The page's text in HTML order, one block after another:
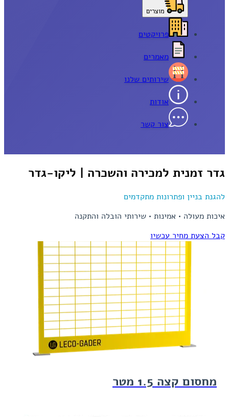
מוצרים
פרויקטים
מאמרים
שירותים שלנו
אודות
צור קשר
גדר זמנית למכירה והשכרה | ליקו-גדר
להגנת בניין ופתרונות מתקדמים
איכות מעולה • אמינות • שירותי הובלה והתקנה
קבל הצעת מחיר עכשיו
מחסום קצה 1.5 מטר